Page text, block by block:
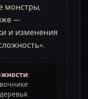
монстры,
—
и изменения
: